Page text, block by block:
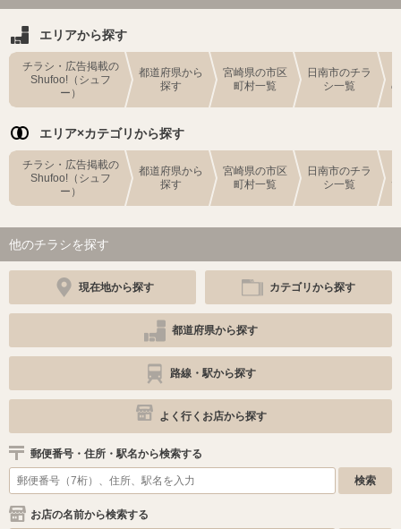
エリアから探す
チラシ・広告掲載の
Shufoo!（シュフ
ー）
都道府県から
探す
宮崎県の市区
町村一覧
日南市のチラ
シ一覧
エリア×カテゴリから探す
チラシ・広告掲載の
Shufoo!（シュフ
ー）
都道府県から
探す
宮崎県の市区
町村一覧
日南市のチラ
シ一覧
他のチラシを探す
現在地から探す カテゴリから探す
都道府県から探す
路線・駅から探す
よく行くお店から探す
郵便番号・住所・駅名から検索する
お店の名前から検索する